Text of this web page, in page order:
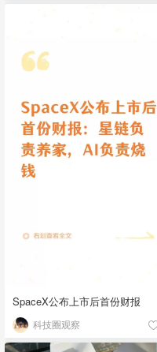
SpaceX公布上市后首份财报
科技圈观察